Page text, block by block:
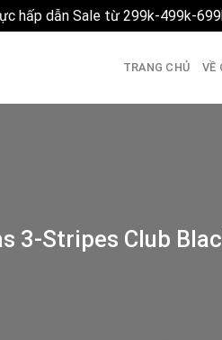
hấp dẫn Sale từ 299k-499k-
TRANG CHỦ VỀ
3-Stripes Club